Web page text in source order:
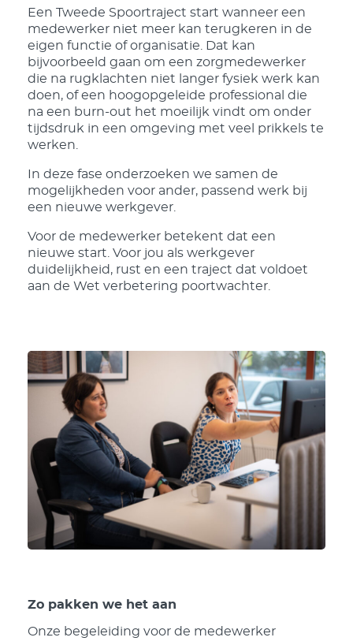
Een Tweede Spoortraject start wanneer een
medewerker niet meer kan terugkeren in de
eigen functie of organisatie. Dat kan
bijvoorbeeld gaan om een zorgmedewerker
die na rugklachten niet langer fysiek werk kan
doen, of een hoogopgeleide professional die
na een burn-out het moeilijk vindt om onder
tijdsdruk in een omgeving met veel prikkels te
werken.
In deze fase onderzoeken we samen de
mogelijkheden voor ander, passend werk bij
een nieuwe werkgever.
Voor de medewerker betekent dat een
nieuwe start. Voor jou als werkgever
duidelijkheid, rust en een traject dat voldoet
aan de Wet verbetering poortwachter.
Zo pakken we het aan
Onze begeleiding voor de medewerker